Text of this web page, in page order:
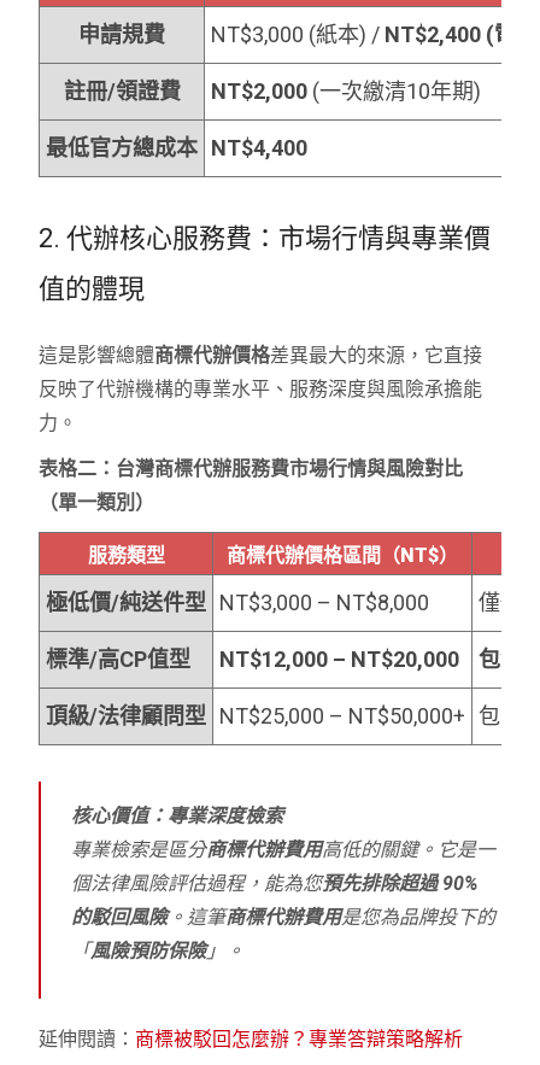
申請規費 NT$3,000 (紙本) / NT$2,400 (電
註冊/領證費 NT$2,000 (一次繳清10年期)
最低官方總成本 NT$4,400
2. 代辦核心服務費：市場行情與專業價
值的體現
這是影響總體商標代辦價格差異最大的來源，它直接
反映了代辦機構的專業水平、服務深度與風險承擔能
力。
表格二：台灣商標代辦服務費市場行情與風險對比
（單一類別）
服務類型 商標代辦價格區間（NT$）
極低價/純送件型 NT$3,000 – NT$8,000 僅代
標準/高CP值型 NT$12,000 – NT$20,000 包含
頂級/法律顧問型 NT$25,000 – NT$50,000+ 包含
核心價值：專業深度檢索
專業檢索是區分商標代辦費用高低的關鍵。它是一
個法律風險評估過程，能為您預先排除超過 90%
的駁回風險。這筆商標代辦費用是您為品牌投下的
「風險預防保險」。
延伸閱讀： 商標被駁回怎麼辦？專業答辯策略解析